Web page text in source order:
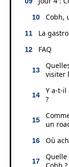
Cobh,
La
FAQ
visiter
Y a-t-il
?
un
Où
Quelle
Cobh ?